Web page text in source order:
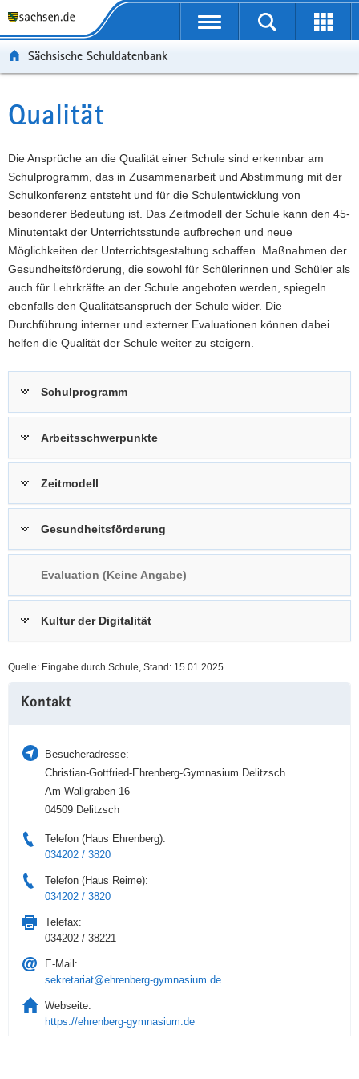
t
ü
e
r
g
r
e
i
f
e
n
d
e
i
g
o
n
r
l
a
v
i
g
a
t
i
o
n
a
t
n
h
a
l
t
W
t
r
e
I
n
f
o
r
m
a
t
i
r
i
c
e
Portalübergreifende
Suche
Sächsische Schuldatenbank
Hauptinhalt
Qualität
Die Ansprüche an die Qualität einer Schule sind erkennbar am
Schulprogramm, das in Zusammenarbeit und Abstimmung mit der
Schulkonferenz entsteht und für die Schulentwicklung von
besonderer Bedeutung ist. Das Zeitmodell der Schule kann den 45-
Minutentakt der Unterrichtsstunde aufbrechen und neue
Möglichkeiten der Unterrichtsgestaltung schaffen. Maßnahmen der
Gesundheitsförderung, die sowohl für Schülerinnen und Schüler als
auch für Lehrkräfte an der Schule angeboten werden, spiegeln
ebenfalls den Qualitätsanspruch der Schule wider. Die
Durchführung interner und externer Evaluationen können dabei
helfen die Qualität der Schule weiter zu steigern.
Schulprogramm
Arbeitsschwerpunkte
Zeitmodell
Gesundheitsförderung
Evaluation (Keine Angabe)
Kultur der Digitalität
Quelle: Eingabe durch Schule, Stand: 15.01.2025
Information
Kontakt
Besucheradresse:
Christian-Gottfried-Ehrenberg-Gymnasium Delitzsch
Am Wallgraben 16
04509 Delitzsch
Telefon (Haus Ehrenberg):
034202 / 3820
Telefon (Haus Reime):
034202 / 3820
Telefax:
034202 / 38221
E-Mail:
sekretariat@ehrenberg-gymnasium.de
Webseite:
https://ehrenberg-gymnasium.de